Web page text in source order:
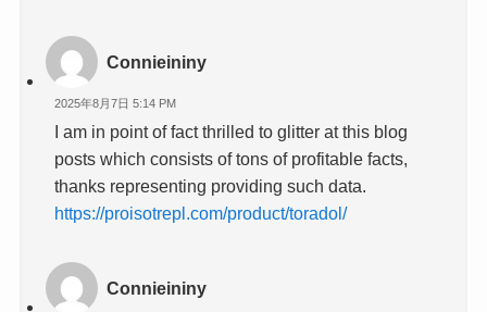
Connieininy
2025年8月7日 5:14 PM
I am in point of fact thrilled to glitter at this blog
posts which consists of tons of profitable facts,
thanks representing providing such data.
https://proisotrepl.com/product/toradol/
Connieininy